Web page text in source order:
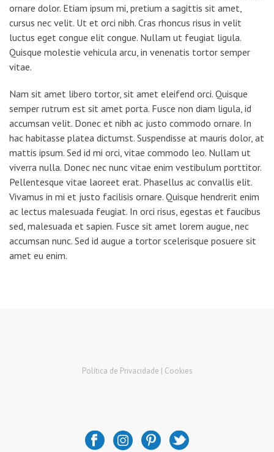
ornare dolor. Etiam ipsum mi, pretium a sagittis sit amet,
cursus nec velit. Ut et orci nibh. Cras rhoncus risus in velit
luctus eget congue elit congue. Nullam ut feugiat ligula.
Quisque molestie vehicula arcu, in venenatis tortor semper
vitae.
Nam sit amet libero tortor, sit amet eleifend orci. Quisque
semper rutrum est sit amet porta. Fusce non diam ligula, id
accumsan velit. Donec et nibh ac justo commodo ornare. In
hac habitasse platea dictumst. Suspendisse at mauris dolor, at
mattis ipsum. Sed id mi orci, vitae commodo leo. Nullam ut
viverra nulla. Donec nec nunc vitae enim vestibulum porttitor.
Pellentesque vitae laoreet erat. Phasellus ac convallis elit.
Vivamus in mi et justo facilisis ornare. Quisque hendrerit enim
ac lectus malesuada feugiat. In orci risus, egestas et faucibus
sed, malesuada et sapien. Fusce sit amet lorem augue, nec
accumsan nunc. Sed id augue a tortor scelerisque posuere sit
amet eu enim.
Política de Privacidade | Cookies